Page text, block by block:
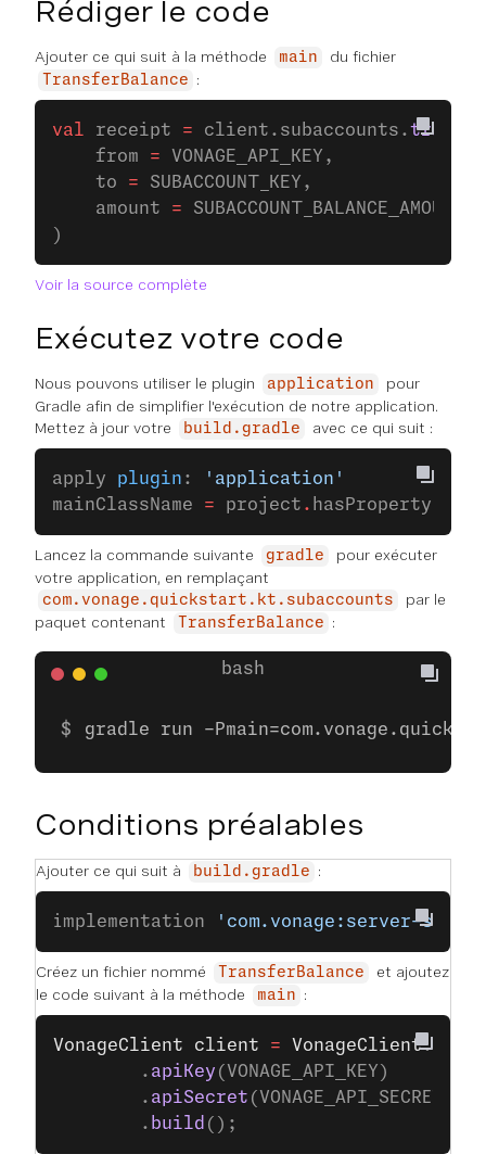
Rédiger le code
Ajouter ce qui suit à la méthode main du fichier
TransferBalance :
val receipt = client.subaccounts.
    from
= VONAGE_API_KEY,
    to
= SUBACCOUNT_KEY,
    amount
= SUBACCOUNT_BALANCE_AMOUNT
)
Voir la source complète
Exécutez votre code
Nous pouvons utiliser le plugin application
pour
Gradle afin de simplifier l'exécution de notre application.
Mettez à jour votre
build.gradle avec ce qui suit :
apply plugin :
'application'
mainClassName = project . hasProperty(
Lancez la commande suivante gradle
pour exécuter
votre application, en remplaçant
com.vonage.quickstart.kt.subaccounts
par le
paquet contenant
TransferBalance :
gradle run -
Conditions préalables
Ajouter ce qui suit à build.gradle :
implementation 'com.vonage:server-
Créez un fichier nommé TransferBalance
et ajoutez
le code suivant à la méthode
main :
VonageClient client = VonageClient.
		.
apiKey (VONAGE_API_KEY)
		.
apiSecret (VONAGE_API_SECRET)
		.
build ();